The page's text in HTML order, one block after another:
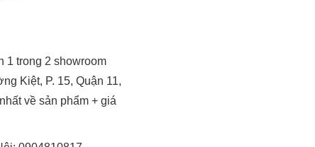
1 trong 2 showroom
Kiệt, P. 15, Quận 11,
về sản phẩm + giá